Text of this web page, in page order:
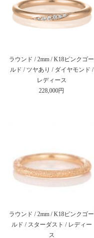
ラウンド / 2mm / K18ピンクゴー
ルド / ツヤあり / ダイヤモンド /
レディース
228,000円
ラウンド / 2mm / K18ピンクゴー
ルド / スターダスト / レディー
ス